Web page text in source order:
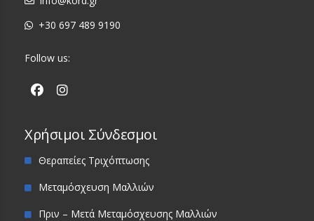
+30 697 489 9190
Follow us:
Χρήσιμοι Σύνδεσμοι
Θεραπείες Τριχόπτωσης
Μεταμόσχευση Μαλλιών
Πριν – Μετά Μεταμόσχευσης Μαλλιών